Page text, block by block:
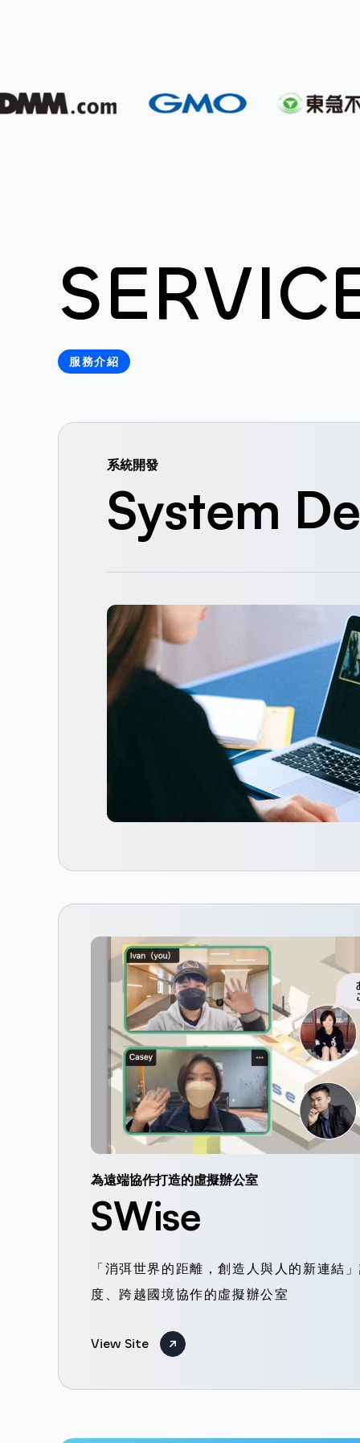
服務介紹
系統開發
System
為遠端協作打造的虛擬辦公室
SWise
「消弭世界的距離，創造人與人的新連結
度、跨越國境協作的虛擬辦公室
View Site